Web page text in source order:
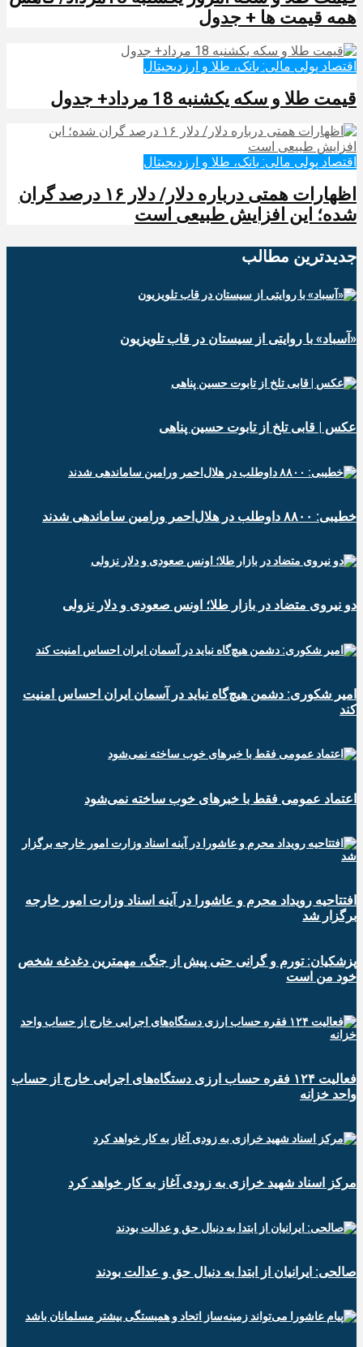
همه قیمت ها + جدول
اقتصاد پولی مالی: بانک، طلا و ارزدیجیتال‌
قیمت طلا و سکه یکشنبه 18 مرداد+ جدول
اقتصاد پولی مالی: بانک، طلا و ارزدیجیتال‌
اظهارات همتی درباره دلار/ دلار ۱۶ درصد گران
شده؛ این افزایش طبیعی است
جدیدترین‌ مطالب
«آسباد» با روایتی از سیستان در قاب تلویزیون
عکس | قابی تلخ از تابوت حسین پناهی
خطیبی: ۸۸۰۰ داوطلب در هلال‌احمر ورامین ساماندهی شدند
دو نیروی متضاد در بازار طلا؛ اونس صعودی و دلار نزولی
امیر شکوری: دشمن هیچ‌گاه نباید در آسمان ایران احساس امنیت
کند
اعتماد عمومی فقط با خبرهای خوب ساخته نمی‌شود
افتتاحیه رویداد محرم و عاشورا در آینه اسناد وزارت امور خارجه
برگزار شد
پزشکیان: تورم و گرانی حتی پیش از جنگ، مهمترین دغدغه شخص
خود من است
فعالیت ۱۲۴ فقره حساب ارزی دستگاه‌های اجرایی خارج از حساب
واحد خزانه
مرکز اسناد شهید خرازی به زودی آغاز به کار خواهد کرد
صالحی: ایرانیان از ابتدا به دنبال حق و عدالت بودند